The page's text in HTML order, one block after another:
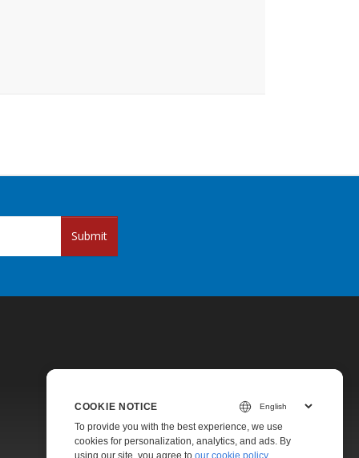
Submit
Pricing
Paid Support
COOKIE NOTICE
To provide you with the best experience, we use
cookies for personalization, analytics, and ads. By
using our site, you agree to our cookie policy.